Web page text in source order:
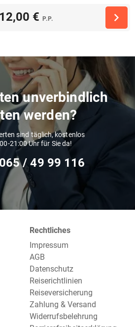
€ P.P.
unverbindlich
werden?
sind täglich, kostenlos
21:00 Uhr für Sie da!
/ 49 ‌99 116
Rechtliches
Impressum
AGB
Datenschutz
Reiserichtlinien
Reiseversicherung
Zahlung & Versand
Widerrufsbelehrung